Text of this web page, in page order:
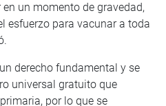
un momento de gravedad,
esfuerzo para vacunar a toda
derecho fundamental y se
universal gratuito que
por lo que se